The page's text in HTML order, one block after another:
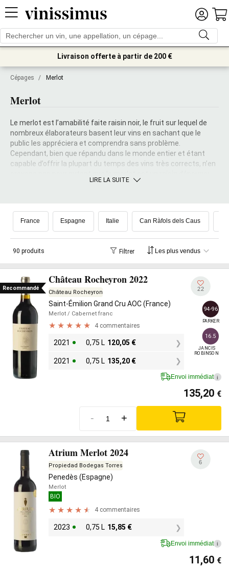
Livraison offerte à partir de 200 €
Cépages / Merlot
Merlot
Le merlot est l’amabilité faite raisin noir, le fruit sur lequel de
nombreux élaborateurs basent leur vins en sachant que le
public les appréciera et comprendra sans problème.
Cependant, bien que répandu dans le monde entier et étant
capable d’offrir la plupart du temps des vins très corrects, n’en
de caractère : il suffit de rappeler que l’un des vins les plus
LIRE LA SUITE
France Espagne Italie Can Ràfols dels Caus
90 produits Filtrer
Recommandé
Château Rocheyron 2022
Château Rocheyron
Saint-Émilion Grand Cru AOC (France)
Merlot / Cabernet franc
4 commentaires
2021 0,75 L 120,05 €
2021 0,75 L 135,20 €
22
94-96
PARKER
16.5
JANCIS
ROBINSON
Envoi immédiat i
135,20 €
- +
Atrium Merlot 2024
Propiedad Bodegas Torres
Penedès (Espagne)
Merlot
BIO
4 commentaires
2023 0,75 L 15,85 €
6
Envoi immédiat i
11,60 €